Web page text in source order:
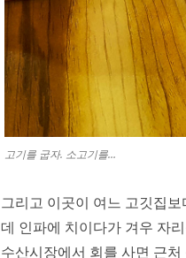
고기를 굽자. 소고기를…
그리고 이곳이 여느 고깃집
데 인파에 치이다가 겨우 자
수산시장에서 회를 사면 근